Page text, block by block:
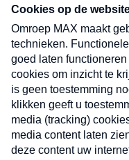
nieuwsbrief. Elke
uw mailbox.